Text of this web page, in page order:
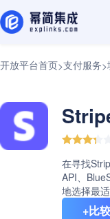
开放平台首页>支付服务>
在寻找
API、
地选择最
+比较